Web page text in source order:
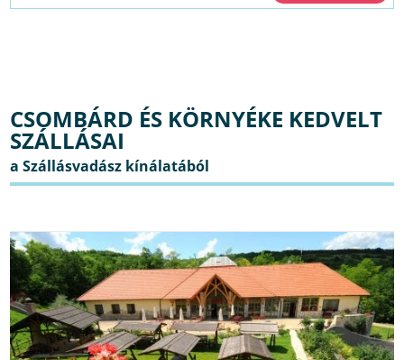
CSOMBÁRD ÉS KÖRNYÉKE KEDVELT
SZÁLLÁSAI